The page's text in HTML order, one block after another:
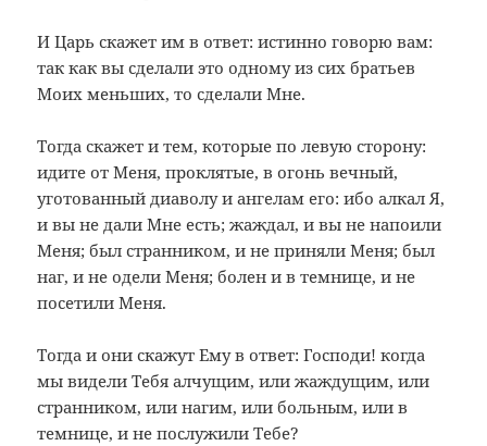
И Царь скажет им в ответ: истинно говорю вам:
так как вы сделали это одному из сих братьев
Моих меньших, то сделали Мне.
Тогда скажет и тем, которые по левую сторону:
идите от Меня, проклятые, в огонь вечный,
уготованный диаволу и ангелам его: ибо алкал Я,
и вы не дали Мне есть; жаждал, и вы не напоили
Меня; был странником, и не приняли Меня; был
наг, и не одели Меня; болен и в темнице, и не
посетили Меня.
Тогда и они скажут Ему в ответ: Господи! когда
мы видели Тебя алчущим, или жаждущим, или
странником, или нагим, или больным, или в
темнице, и не послужили Тебе?